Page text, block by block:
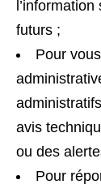
futurs ;
Pour
avis
ou des
Pour